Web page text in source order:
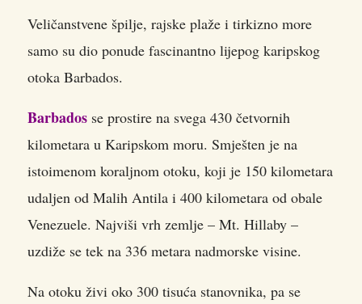
Veličanstvene špilje, rajske plaže i tirkizno more
samo su dio ponude fascinantno lijepog karipskog
otoka Barbados.
Barbados se prostire na svega 430 četvornih
kilometara u Karipskom moru. Smješten je na
istoimenom koraljnom otoku, koji je 150 kilometara
udaljen od Malih Antila i 400 kilometara od obale
Venezuele. Najviši vrh zemlje – Mt. Hillaby –
uzdiže se tek na 336 metara nadmorske visine.
Na otoku živi oko 300 tisuća stanovnika, pa se